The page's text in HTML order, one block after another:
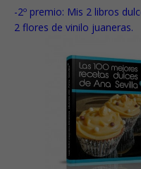
-2º premio: Mis 2 libros
2 flores de vinilo juaneras.